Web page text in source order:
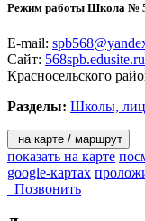
Режим работы Школа №
E-mail:
Сайт: 568spb.edusite.ru
Красносельского
Разделы: Школы,
на карте / маршрут
показать на карте
google-картах
Позвонить